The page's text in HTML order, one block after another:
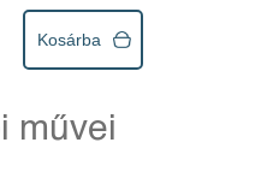
Kosárba
művei